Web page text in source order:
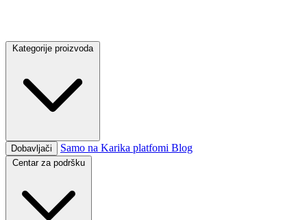
Kategorije proizvoda
Dobavljači Samo na Karika platfomi Blog
Centar za podršku